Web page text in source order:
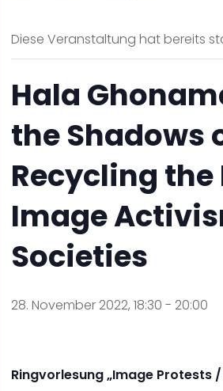
Diese Veranstaltung hat bereits
Hala
the Shadows
Recycling the
Image
Societies
28. November 2022, 18:30 - 20:00
Ringvorlesung „Image Protests